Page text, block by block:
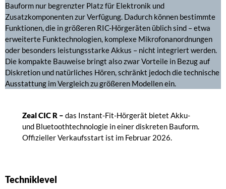
Bauform nur begrenzter Platz für Elektronik und
Zusatzkomponenten zur Verfügung. Dadurch können bestimmte
Funktionen, die in größeren RIC-Hörgeräten üblich sind – etwa
erweiterte Funktechnologien, komplexe Mikrofonanordnungen
oder besonders leistungsstarke Akkus – nicht integriert werden.
Die kompakte Bauweise bringt also zwar Vorteile in Bezug auf
Diskretion und natürliches Hören, schränkt jedoch die technische
Ausstattung im Vergleich zu größeren Modellen ein.
Zeal CIC R – das Instant-Fit-Hörgerät bietet Akku-
und Bluetoothtechnologie in einer diskreten Bauform.
Offizieller Verkaufsstart ist im Februar 2026.
Techniklevel